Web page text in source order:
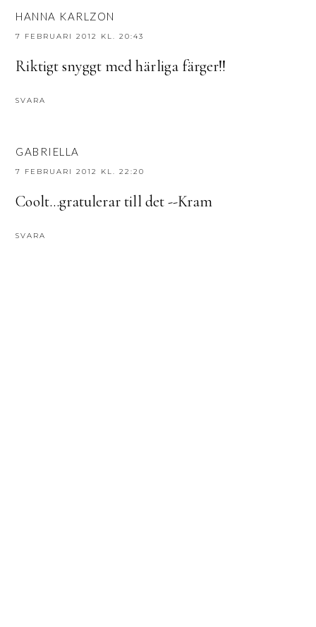
HANNA KARLZON
7 FEBRUARI 2012 KL. 20:43
Riktigt snyggt med härliga färger!!
SVARA
GABRIELLA
7 FEBRUARI 2012 KL. 22:20
Coolt...gratulerar till det --Kram
SVARA